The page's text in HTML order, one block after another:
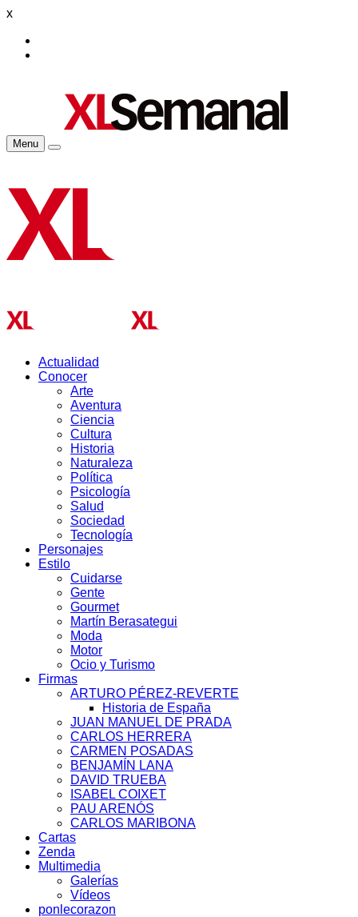
x
Menu
Actualidad
Conocer
Arte
Aventura
Ciencia
Cultura
Historia
Naturaleza
Política
Psicología
Salud
Sociedad
Tecnología
Personajes
Estilo
Cuidarse
Gente
Gourmet
Martín Berasategui
Moda
Motor
Ocio y Turismo
Firmas
ARTURO PÉREZ-REVERTE
Historia de España
JUAN MANUEL DE PRADA
CARLOS HERRERA
CARMEN POSADAS
BENJAMÍN LANA
DAVID TRUEBA
ISABEL COIXET
PAU ARENÓS
CARLOS MARIBONA
Cartas
Zenda
Multimedia
Galerías
Vídeos
ponlecorazon